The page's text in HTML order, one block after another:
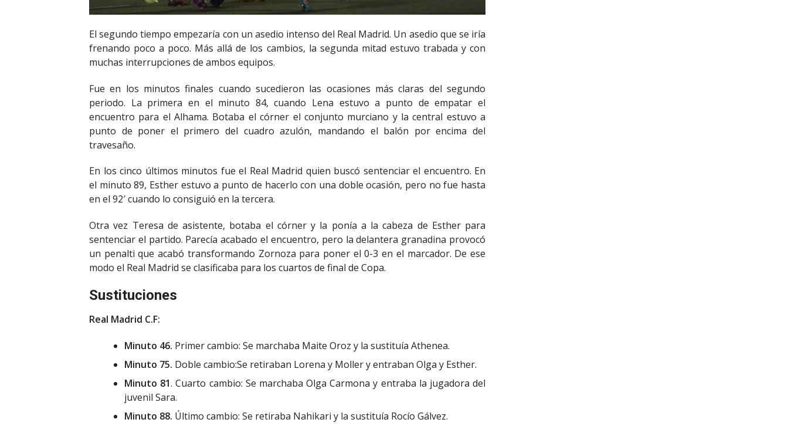
El segundo tiempo empezaría con un asedio intenso del Real Madrid. Un asedio que se iría
frenando poco a poco. Más allá de los cambios, la segunda mitad estuvo trabada y con
muchas interrupciones de ambos equipos.
Fue en los minutos finales cuando sucedieron las ocasiones más claras del segundo
periodo. La primera en el minuto 84, cuando Lena estuvo a punto de empatar el
encuentro para el Alhama. Botaba el córner el conjunto murciano y la central estuvo a
punto de poner el primero del cuadro azulón, mandando el balón por encima del
travesaño.
En los cinco últimos minutos fue el Real Madrid quien buscó sentenciar el encuentro. En
el minuto 89, Esther estuvo a punto de hacerlo con una doble ocasión, pero no fue hasta
en el 92′ cuando lo consiguió en la tercera.
Otra vez Teresa de asistente, botaba el córner y la ponía a la cabeza de Esther para
sentenciar el partido. Parecía acabado el encuentro, pero la delantera granadina provocó
un penalti que acabó transformando Zornoza para poner el 0-3 en el marcador. De ese
modo el Real Madrid se clasificaba para los cuartos de final de Copa.
Sustituciones
Real Madrid C.F:
Minuto 46. Primer cambio: Se marchaba Maite Oroz y la sustituía Athenea.
Minuto 75. Doble cambio:Se retiraban Lorena y Moller y entraban Olga y Esther.
Minuto 81. Cuarto cambio: Se marchaba Olga Carmona y entraba la jugadora del
juvenil Sara.
Minuto 88. Último cambio: Se retiraba Nahikari y la sustituía Rocío Gálvez.